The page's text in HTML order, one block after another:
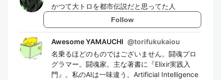
かつて大トロを都市伝説だと思ってた人
Follow
Awesome YAMAUCHI @torifukukaiou
名乗るほどのものではございません。闘魂プロ
グラマー。闘魂家。主な著書に『Elixir実践入
門』。私のAIは一味違う。Artificial Intelligence